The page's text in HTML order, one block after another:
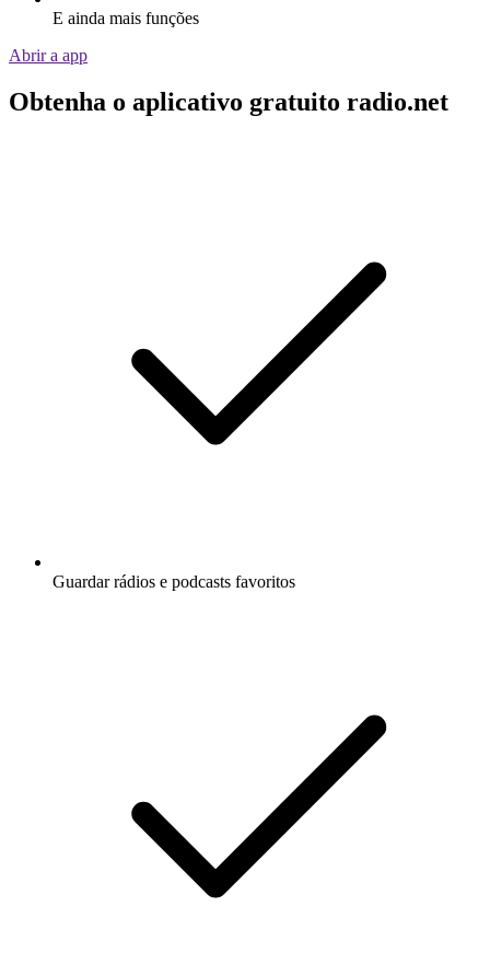
E ainda mais funções
Abrir a app
Obtenha o aplicativo gratuito radio.net
Guardar rádios e podcasts favoritos